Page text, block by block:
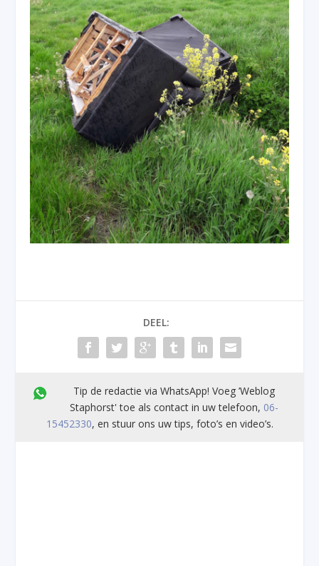
DEEL:
Tip de redactie via WhatsApp! Voeg ’Weblog
Staphorst' toe als contact in uw telefoon, 06-
15452330, en stuur ons uw tips, foto’s en video’s.